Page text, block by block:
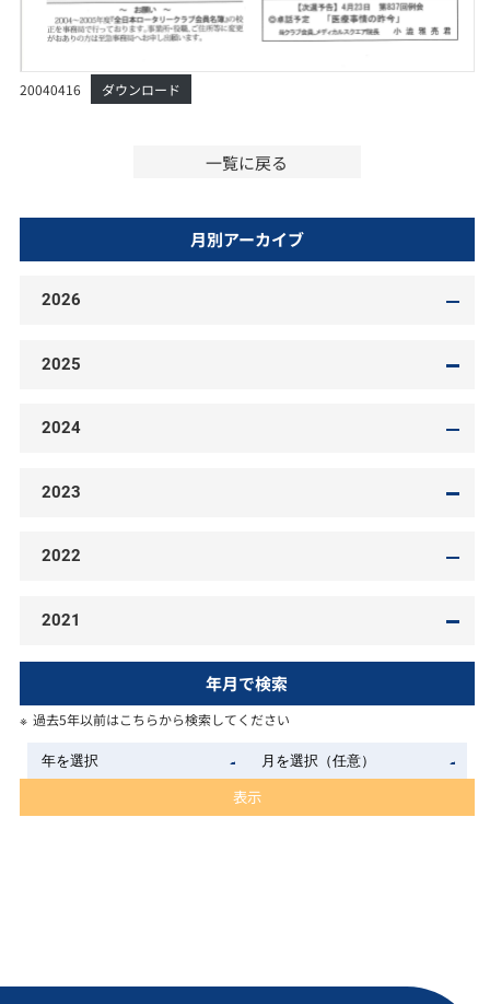
20040416 ダウンロード
一覧に戻る
月別アーカイブ
2026
2025
2024
2023
2022
2021
年月で検索
過去5年以前はこちらから検索してください
表示